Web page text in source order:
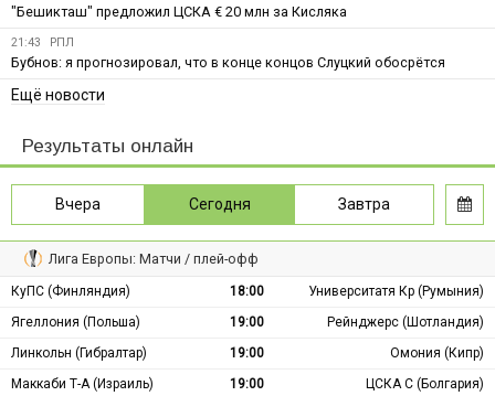
"Бешикташ" предложил ЦСКА € 20 млн за Кисляка
21:43 РПЛ
Бубнов: я прогнозировал, что в конце концов Слуцкий обосрётся
Ещё новости
Результаты онлайн
Вчера Сегодня Завтра
Лига Европы: Матчи / плей-офф
КуПС (Финляндия) 18:00
Университатя Кр (Румыния)
Ягеллония (Польша)
19:00
Рейнджерс (Шотландия)
Линкольн (Гибралтар)
19:00
Омония (Кипр)
Маккаби Т-А (Израиль)
19:00 ЦСКА С (Болгария)